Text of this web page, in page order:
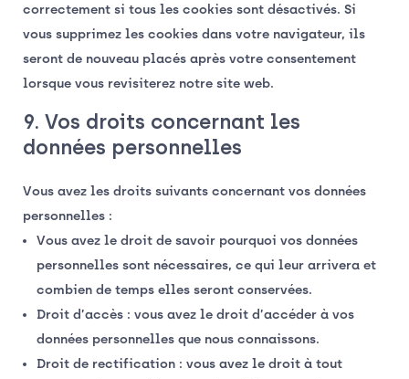
correctement si tous les cookies sont désactivés. Si
vous supprimez les cookies dans votre navigateur, ils
seront de nouveau placés après votre consentement
lorsque vous revisiterez notre site web.
9. Vos droits concernant les
données personnelles
Vous avez les droits suivants concernant vos données
personnelles :
Vous avez le droit de savoir pourquoi vos données
personnelles sont nécessaires, ce qui leur arrivera et
combien de temps elles seront conservées.
Droit d’accès : vous avez le droit d’accéder à vos
données personnelles que nous connaissons.
Droit de rectification : vous avez le droit à tout